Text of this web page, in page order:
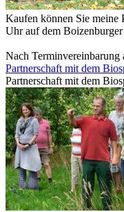
Kaufen können Sie meine
Uhr auf dem
Nach
Partnerschaft mit dem
Partnerschaft mit dem